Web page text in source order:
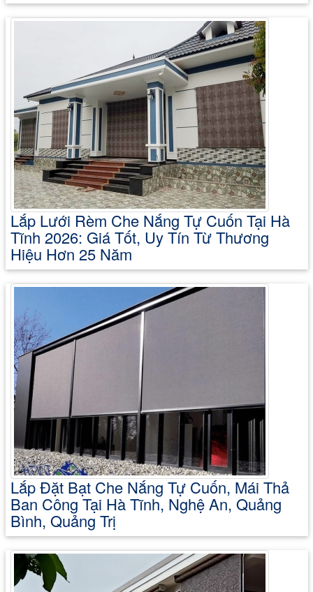
Lắp Lưới Rèm Che Nắng Tự Cuốn Tại Hà
Tĩnh 2026: Giá Tốt, Uy Tín Từ Thương
Hiệu Hơn 25 Năm
Lắp Đặt Bạt Che Nắng Tự Cuốn, Mái Thả
Ban Công Tại Hà Tĩnh, Nghệ An, Quảng
Bình, Quảng Trị